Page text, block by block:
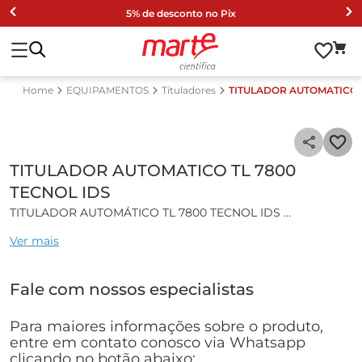
5% de desconto no Pix
EQUIPAMENTOS Tituladores TITULADOR
TITULADOR AUTOMATICO TL 7800
TECNOL IDS
TITULADOR AUTOMÁTICO TL 7800 TECNOL IDS
Características gerais:
do TitroLine 7750 com um adicional: entrada de medição
potenciométricas com eletrodos analógicos ou IDS, até
titulações volumétricas de Karl Fischer;
A entrada do sistema IDS de medição é multifuncional,
Ver mais
Fale com nossos especialistas
Para maiores informações sobre o produto,
entre em contato conosco via Whatsapp